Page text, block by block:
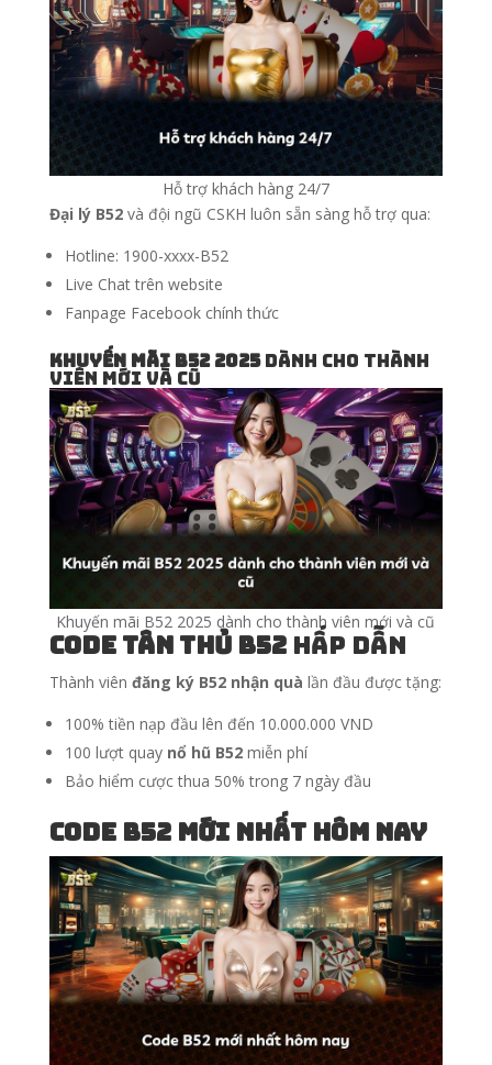
Hỗ trợ khách hàng 24/7
Đại lý B52và đội ngũ CSKH luôn sẵn sàng hỗ trợ qua:
Hotline: 1900-xxxx-B52
Live Chat trên website
Fanpage Facebook chính thức
Khuyến mãi B52 2025dành cho thành
viên mới và cũ
Khuyến mãi B52 2025 dành cho thành viên mới và cũ
Code tân thủ B52hấp dẫn
Thành viên đăng ký B52 nhận quà lần đầu được tặng:
100% tiền nạp đầu lên đến 10.000.000 VND
100 lượt quay nổ hũ B52miễn phí
Bảo hiểm cược thua 50% trong 7 ngày đầu
Code B52 mới nhất hôm nay